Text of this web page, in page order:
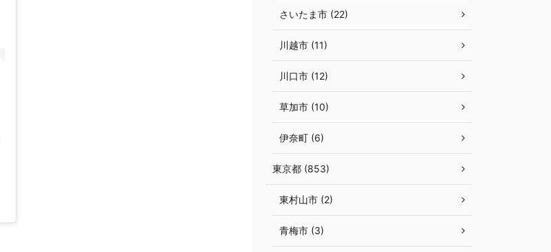
さいたま市 (22)
川越市 (11)
川口市 (12)
草加市 (10)
伊奈町 (6)
東京都 (853)
東村山市 (2)
青梅市 (3)